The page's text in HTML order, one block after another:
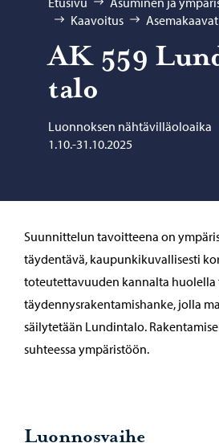
Kaavoitus
Asemakaavat
AK 559
ta­lo
Luonnoksen nähtävilläoloaika
1.10.-31.10.2025
Suunnittelun tavoitteena on
täydentävä, kaupunkikuvallisesti
toteutettavuuden kannalta huolella
täydennysrakentamishanke, jolla
säilytetään Lundintalo.
suhteessa ympäristöön.
Luonnosvaihe